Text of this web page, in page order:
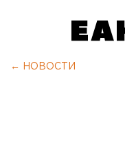
← НОВОСТИ